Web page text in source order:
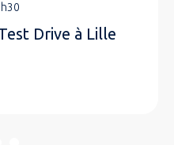
Drive à Lille